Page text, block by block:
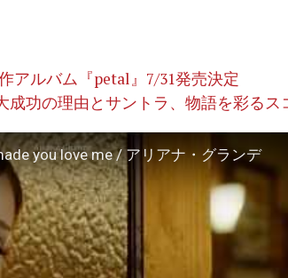
アルバム『petal』7/31発売決定
成功の理由とサントラ、物語を彩るス
you love me / アリアナ・グランデ